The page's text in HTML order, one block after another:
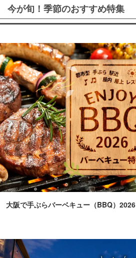
今が旬！季節のおすすめ特集
大阪で手ぶらバーベキュー（BBQ）2026